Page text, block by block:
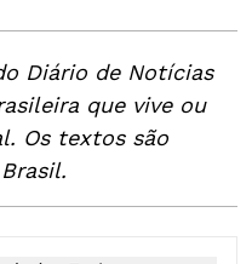
Diário de Notícias
que vive ou
Os textos são